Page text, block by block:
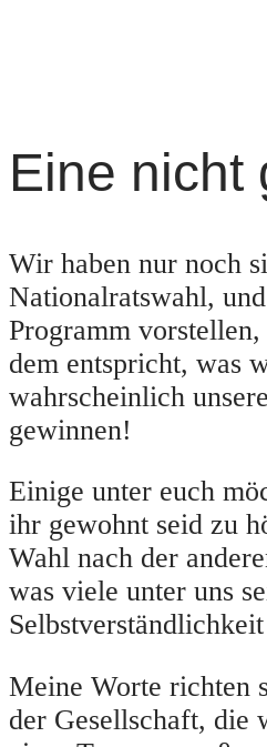
Eine nicht
Wir haben nur noch
Nationalratswahl,
Programm
dem entspricht, was
wahrscheinlich
gewinnen!
Einige unter euch
ihr gewohnt seid zu
Wahl nach der
was viele unter uns
Meine Worte richten
der Gesellschaft, die